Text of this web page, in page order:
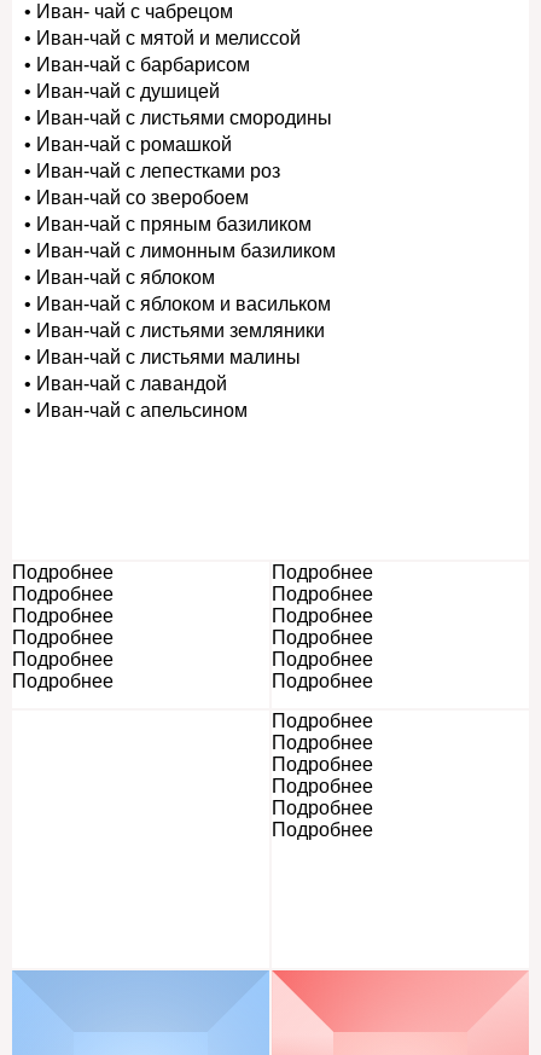
• Иван- чай с чабрецом
• Иван-чай с мятой и мелиссой
• Иван-чай с барбарисом
• Иван-чай с душицей
• Иван-чай с листьями смородины
• Иван-чай с ромашкой
• Иван-чай с лепестками роз
• Иван-чай со зверобоем
• Иван-чай с пряным базиликом
• Иван-чай с лимонным базиликом
• Иван-чай с яблоком
• Иван-чай с яблоком и васильком
• Иван-чай с листьями земляники
• Иван-чай с листьями малины
• Иван-чай с лавандой
• Иван-чай с апельсином
Подробнее
Подробнее
Подробнее
Подробнее
Подробнее
Подробнее
Подробнее
Подробнее
Подробнее
Подробнее
Подробнее
Подробнее
Подробнее
Подробнее
Подробнее
Подробнее
Подробнее
Подробнее